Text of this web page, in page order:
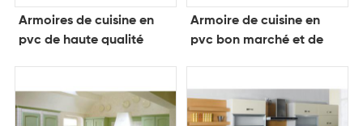
Armoires de cuisine en
pvc de haute qualité
Armoire de cuisine en
pvc bon marché et de